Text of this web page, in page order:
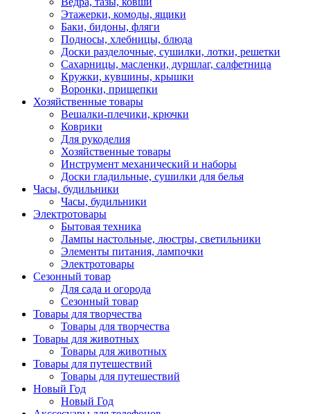
Этажерки, комоды, ящики
Баки, бидоны, фляги
Подносы, хлебницы, блюда
Доски разделочные, сушилки, лотки, решетки
Сахарницы, масленки, дуршлаг, салфетница
Кружки, кувшины, крышки
Воронки, прищепки
Хозяйственные товары
Вешалки-плечики, крючки
Коврики
Для рукоделия
Хозяйственные товары
Инструмент механический и наборы
Доски гладильные, сушилки для белья
Часы, будильники
Часы, будильники
Электротовары
Бытовая техника
Лампы настольные, люстры, светильники
Элементы питания, лампочки
Электротовары
Сезонный товар
Для сада и огорода
Сезонный товар
Товары для творчества
Товары для творчества
Товары для животных
Товары для животных
Товары для путешествий
Товары для путешествий
Новый Год
Новый Год